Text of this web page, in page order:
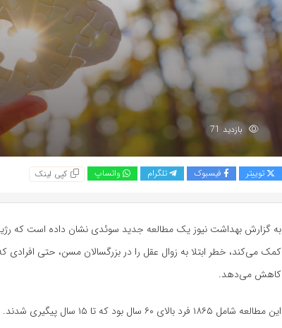
بازدید 71
توییتر فیسبوک تلگرام واتساپ کپی لینک
به گزارش بهداشت نیوز یک مطالعه جدید سوئدی نشان داده است که
کمک می‌کند، خطر ابتلا به زوال عقل را در بزرگسالان مسن، حتی افرادی که
کاهش می‌دهد.
این مطالعه شامل ۱۸۶۵ فرد بالای